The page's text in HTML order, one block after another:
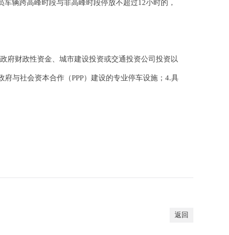
辆跨高峰时段与非高峰时段停放不超过12小时的，
财政性资金、城市建设投资或交通投资公司投资以
与社会资本合作（PPP）建设的专业停车设施；4.具
返回